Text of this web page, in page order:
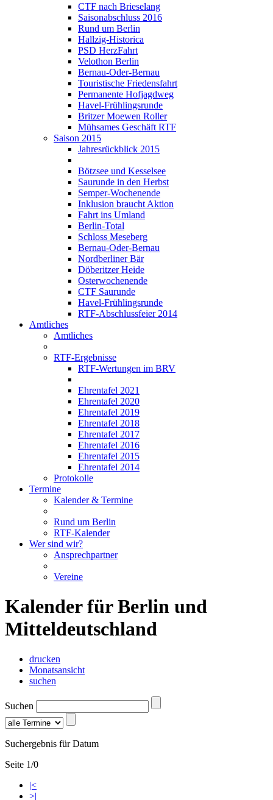
CTF nach Brieselang
Saisonabschluss 2016
Rund um Berlin
Hallzig-Historica
PSD HerzFahrt
Velothon Berlin
Bernau-Oder-Bernau
Touristische Friedensfahrt
Permanente Hofjagdweg
Havel-Frühlingsrunde
Britzer Moewen Roller
Mühsames Geschäft RTF
Saison 2015
Jahresrückblick 2015
Bötzsee und Kesselsee
Saurunde in den Herbst
Semper-Wochenende
Inklusion braucht Aktion
Fahrt ins Umland
Berlin-Total
Schloss Meseberg
Bernau-Oder-Bernau
Nordberliner Bär
Döberitzer Heide
Osterwochenende
CTF Saurunde
Havel-Frühlingsrunde
RTF-Abschlussfeier 2014
Amtliches
Amtliches
RTF-Ergebnisse
RTF-Wertungen im BRV
Ehrentafel 2021
Ehrentafel 2020
Ehrentafel 2019
Ehrentafel 2018
Ehrentafel 2017
Ehrentafel 2016
Ehrentafel 2015
Ehrentafel 2014
Protokolle
Termine
Kalender & Termine
Rund um Berlin
RTF-Kalender
Wer sind wir?
Ansprechpartner
Vereine
Kalender für Berlin und
Mitteldeutschland
drucken
Monatsansicht
suchen
Suchen
Suchergebnis für Datum
Seite 1/0
|<
>|